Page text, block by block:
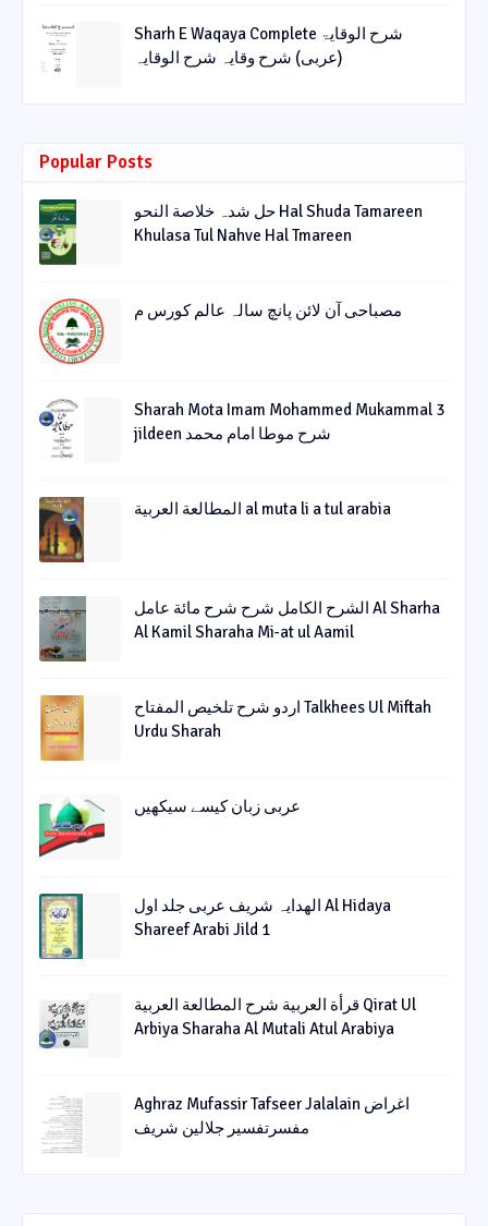
Sharh E Waqaya Complete شرح الوقایۃ
(عربی) شرح وقایہ شرح الوقایہ
Popular Posts
حل شدہ خلاصة النحو Hal Shuda Tamareen
Khulasa Tul Nahve Hal Tmareen
مصباحی آن لائن پانچ سالہ عالم کورس م
Sharah Mota Imam Mohammed Mukammal 3
jildeen شرح موطا امام محمد
المطالعة العربية al muta li a tul arabia
الشرح الکامل شرح شرح مائة عامل Al Sharha
Al Kamil Sharaha Mi-at ul Aamil
اردو شرح تلخیص المفتاح Talkhees Ul Miftah
Urdu Sharah
عربی زبان کیسے سیکھیں
الھدایہ شریف عربی جلد اول Al Hidaya
Shareef Arabi Jild 1
قرأة العربیة شرح المطالعة العربیة Qirat Ul
Arbiya Sharaha Al Mutali Atul Arabiya
Aghraz Mufassir Tafseer Jalalain اغراض
مفسرتفسیر جلالین شریف